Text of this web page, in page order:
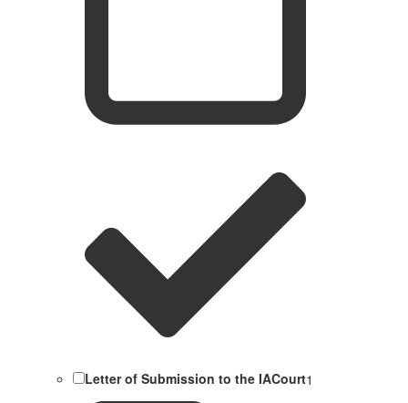
Letter of Submission to the IACourt1